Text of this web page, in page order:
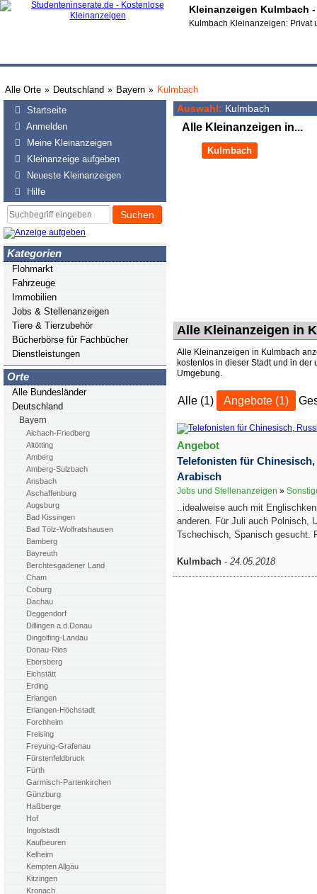
Kleinanzeigen Kulmbach
Kulmbach Kleinanzeigen:
Alle Orte » Deutschland » Bayern » Kulmbach
Startseite
Anmelden
Meine Kleinanzeigen
Kleinanzeige aufgeben
Neueste Kleinanzeigen
Hilfe
Suchen
Kategorien
Flohmarkt
Fahrzeuge
Immobilien
Jobs & Stellenanzeigen
Tiere & Tierzubehör
Bücherbörse für Fachbücher
Dienstleistungen
Orte
Alle Bundesländer
Deutschland
Bayern
Aichach-Friedberg
Altötting
Amberg
Amberg-Sulzbach
Ansbach
Aschaffenburg
Augsburg
Bad Kissingen
Bad Tölz-Wolfratshausen
Bamberg
Bayreuth
Berchtesgadener Land
Cham
Coburg
Dachau
Deggendorf
Dillingen a.d.Donau
Dingolfing-Landau
Donau-Ries
Ebersberg
Eichstätt
Erding
Erlangen
Erlangen-Höchstadt
Forchheim
Freising
Freyung-Grafenau
Fürstenfeldbruck
Fürth
Garmisch-Partenkirchen
Günzburg
Haßberge
Hof
Ingolstadt
Kaufbeuren
Kelheim
Kempten Allgäu
Kitzingen
Kronach
Auswahl: Kulmbach
Alle Kleinanzeigen in...
Kulmbach
Alle Kleinanzeigen in
Alle Kleinanzeigen in Kulmbach
kostenlos in dieser Stadt und in der
Umgebung.
Alle (1) Angebote (1)
Angebot
Telefonisten für
Arabisch
Jobs und Stellenanzeigen »
..idealweise auch mit
anderen. Für Juli auch Polnisch,
Tschechisch, Spanisch gesucht.
Kulmbach - 24.05.2018